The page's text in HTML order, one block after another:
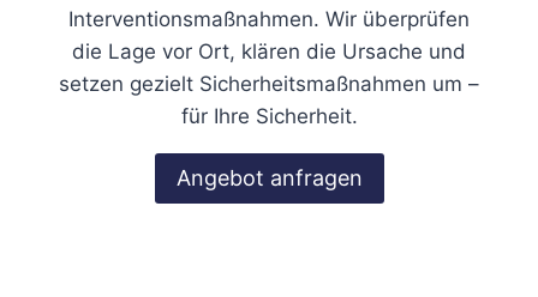
Interventionsmaßnahmen. Wir überprüfen
die Lage vor Ort, klären die Ursache und
setzen gezielt Sicherheitsmaßnahmen um –
für Ihre Sicherheit.
Angebot anfragen